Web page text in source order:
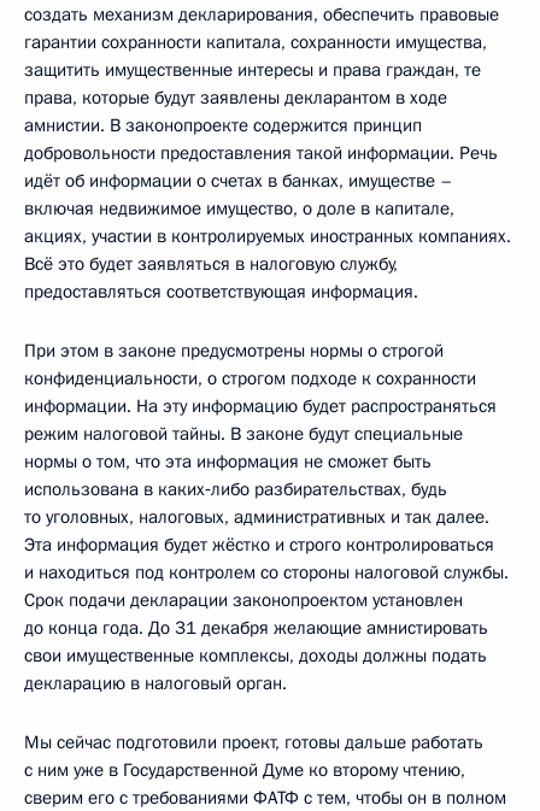
создать механизм декларирования, обеспечить правовые
гарантии сохранности капитала, сохранности имущества,
защитить имущественные интересы и права граждан, те
права, которые будут заявлены декларантом в ходе
амнистии. В законопроекте содержится принцип
добровольности предоставления такой информации. Речь
идёт об информации о счетах в банках, имуществе –
включая недвижимое имущество, о доле в капитале,
акциях, участии в контролируемых иностранных компаниях.
Всё это будет заявляться в налоговую службу,
предоставляться соответствующая информация.
При этом в законе предусмотрены нормы о строгой
конфиденциальности, о строгом подходе к сохранности
информации. На эту информацию будет распространяться
режим налоговой тайны. В законе будут специальные
нормы о том, что эта информация не сможет быть
использована в каких‑либо разбирательствах, будь
то уголовных, налоговых, административных и так далее.
Эта информация будет жёстко и строго контролироваться
и находиться под контролем со стороны налоговой службы.
Срок подачи декларации законопроектом установлен
до конца года. До 31 декабря желающие амнистировать
свои имущественные комплексы, доходы должны подать
декларацию в налоговый орган.
Мы сейчас подготовили проект, готовы дальше работать
с ним уже в Государственной Думе ко второму чтению,
сверим его с требованиями ФАТФ с тем, чтобы он в полном